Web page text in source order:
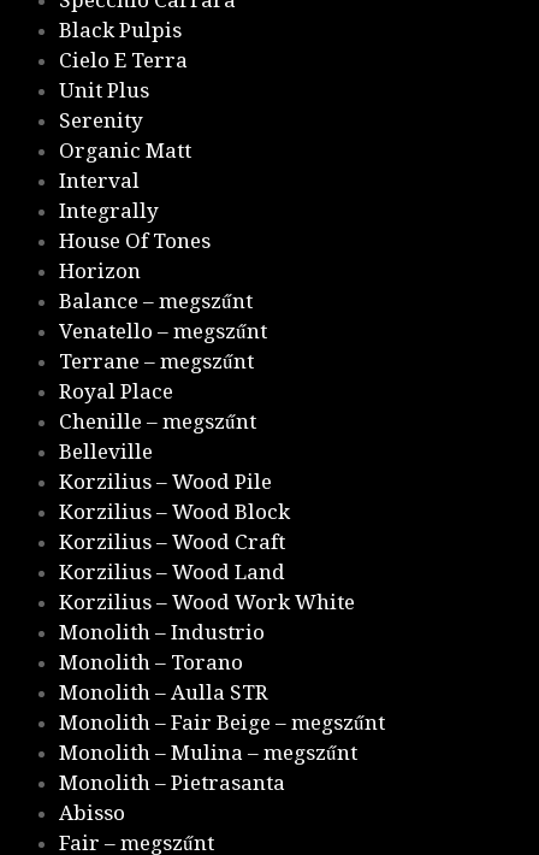
Black Pulpis
Cielo E Terra
Unit Plus
Serenity
Organic Matt
Interval
Integrally
House Of Tones
Horizon
Balance – megszűnt
Venatello – megszűnt
Terrane – megszűnt
Royal Place
Chenille – megszűnt
Belleville
Korzilius – Wood Pile
Korzilius – Wood Block
Korzilius – Wood Craft
Korzilius – Wood Land
Korzilius – Wood Work White
Monolith – Industrio
Monolith – Torano
Monolith – Aulla STR
Monolith – Fair Beige – megszűnt
Monolith – Mulina – megszűnt
Monolith – Pietrasanta
Abisso
Fair – megszűnt